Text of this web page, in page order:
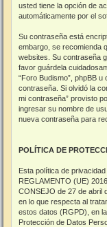
usted tiene la opción de
automáticamente por el
Su contraseña está
embargo, se recomienda
websites. Su contraseña
favor guárdela
“Foro Budismo”, phpBB
contraseña. Si olvidó la
mi contraseña” provisto
ingresar su nombre de
nueva contraseña para
POLÍTICA DE
Esta política de
REGLAMENTO (UE)
CONSEJO de 27 de abril
en lo que respecta al
estos datos (RGPD), en
Protección de Datos